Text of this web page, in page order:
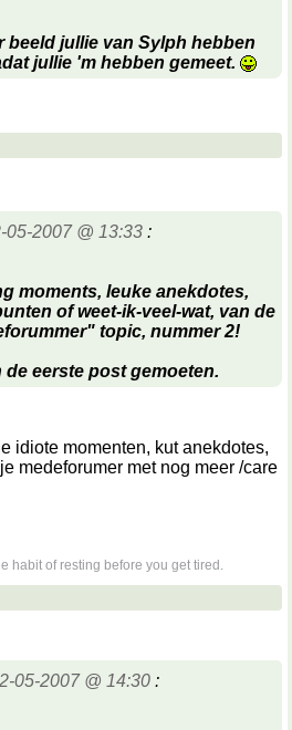
beeld jullie van Sylph hebben
jullie 'm hebben gemeet.
05-2007 @ 13:33 :
moments, leuke anekdotes,
of weet-ik-veel-wat, van de
topic, nummer 2!
eerste post gemoeten.
idiote momenten, kut anekdotes,
medeforumer met nog meer /care
habit of resting before you get tired.
05-2007 @ 14:30 :